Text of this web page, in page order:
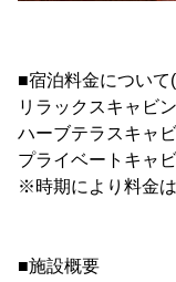
■宿泊料金について
リラックスキャビ
ハーブテラスキャ
プライベートキャ
※時期により料金は
■施設概要